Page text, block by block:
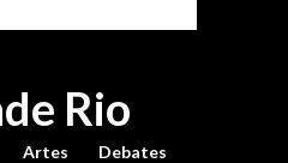
Rio
Artes Debates